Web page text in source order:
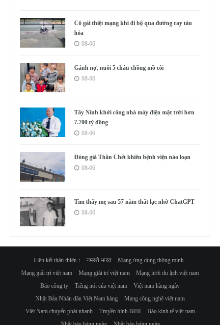
Cô gái thiệt mạng khi đi bộ qua đường ray tàu
hỏa
08-06
Gánh nợ, nuôi 5 cháu chồng mồ côi
08-06
Tây Ninh khởi công nhà máy điện mặt trời hơn
7.700 tỷ đồng
08-06
Đóng giả Thần Chết khiến bệnh viện náo loạn
08-06
Tìm thấy mẹ sau 57 năm thất lạc nhờ ChatGPT
08-06
Liên kết thân thiện： नमस्ते भारत
Mạng ứng dụng thông minh
Mạng giải trí việt nam
Mạng giải trí việt nam
Mạng lưới du lịch việt nam
Báo công ty
Tiếng nói của việt nam
Việt nam hàng ngày
Nhật Bản Nhân dân Việt Nam hàng
Mạng công nghệ việt nam
Việt Nam chuyển phát nhanh
Truyền hình BIBI
Báo kinh tế việt nam